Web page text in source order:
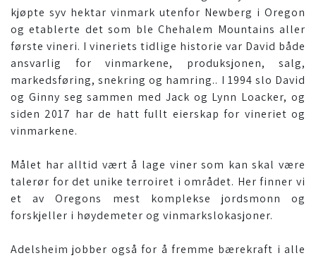
kjøpte syv hektar vinmark utenfor Newberg i Oregon
og etablerte det som ble Chehalem Mountains aller
første vineri. I vineriets tidlige historie var David både
ansvarlig for vinmarkene, produksjonen, salg,
markedsføring, snekring og hamring.. I 1994 slo David
og Ginny seg sammen med Jack og Lynn Loacker, og
siden 2017 har de hatt fullt eierskap for vineriet og
vinmarkene.
Målet har alltid vært å lage viner som kan skal være
talerør for det unike terroiret i området. Her finner vi
et av Oregons mest komplekse jordsmonn og
forskjeller i høydemeter og vinmarkslokasjoner.
Adelsheim jobber også for å fremme bærekraft i alle